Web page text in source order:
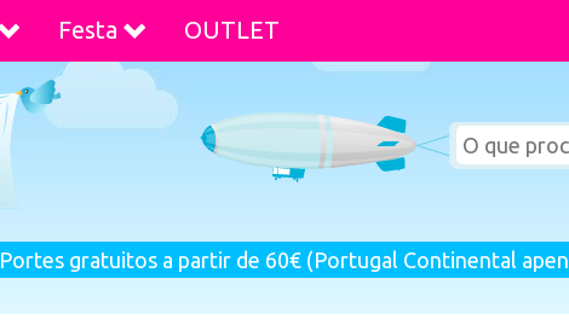
Festa OUTLET
Portes gratuitos a partir de 60€ (Portugal Continental